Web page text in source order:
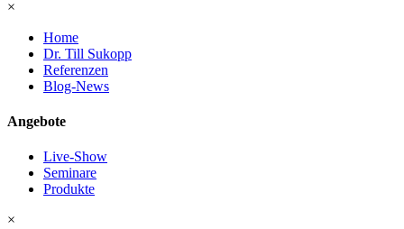
×
Home
Dr. Till Sukopp
Referenzen
Blog-News
Angebote
Live-Show
Seminare
Produkte
×